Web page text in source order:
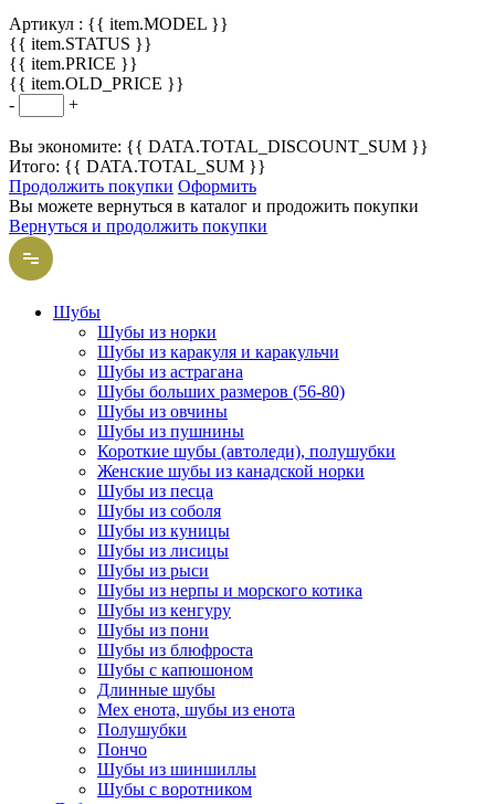
Артикул : {{ item.MODEL }}
{{ item.STATUS }}
{{ item.PRICE }}
{{ item.OLD_PRICE }}
-
+
Вы экономите: {{ DATA.TOTAL_DISCOUNT_SUM }}
Итого: {{ DATA.TOTAL_SUM }}
Продолжить покупки Оформить
Вы можете вернуться в каталог и продожить покупки
Вернуться и продолжить покупки
Шубы
Шубы из норки
Шубы из каракуля и каракульчи
Шубы из астрагана
Шубы больших размеров (56-80)
Шубы из овчины
Шубы из пушнины
Короткие шубы (автоледи), полушубки
Женские шубы из канадской норки
Шубы из песца
Шубы из соболя
Шубы из куницы
Шубы из лисицы
Шубы из рыси
Шубы из нерпы и морского котика
Шубы из кенгуру
Шубы из пони
Шубы из блюфроста
Шубы с капюшоном
Длинные шубы
Мех енота, шубы из енота
Полушубки
Пончо
Шубы из шиншиллы
Шубы с воротником